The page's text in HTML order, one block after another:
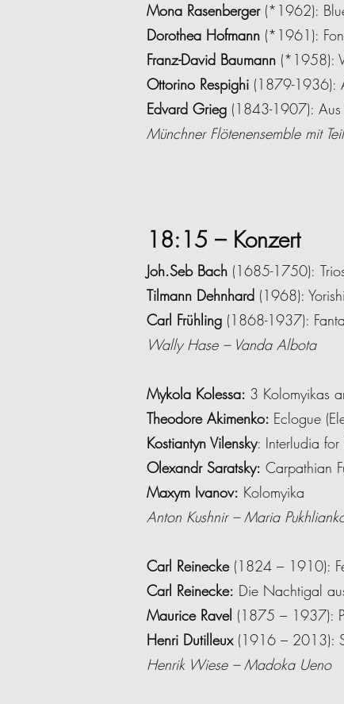
Mona Rasenberger(*1962):
Dorothea Hofmann (*1961):
Franz-David Baumann (*1958):
Ottorino Respighi (1879-1936):
Edvard Grieg (1843-1907):
Münchner Flötenensemble mit
18:15 – Konzert
Joh.Seb Bach (1685-1750):
Tilmann Dehnhard (1968):
Carl Frühling (1868-1937):
Wally Hase – Vanda Albota
Mykola Kolessa: 3 Kolomyikas
Theodore Akimenko: Eclogue
Kostiantyn Vilensky: Interludia
Olexandr Saratsky: Carpathian
Maxym Ivanov: Kolomyika
Anton Kushnir – Maria
Carl Reinecke(1824 – 1910):
Carl Reinecke: Die Nachtigal
Maurice Ravel (1875 – 1937):
Henri Dutilleux(1916 – 2013):
Henrik Wiese – Madoka Ueno